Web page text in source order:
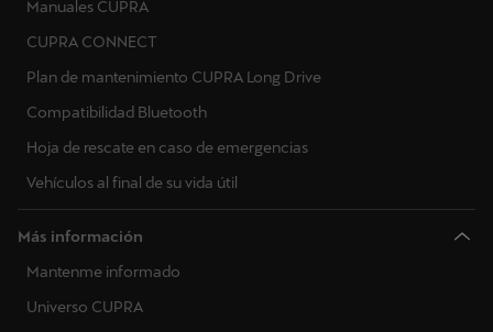
Manuales CUPRA
CUPRA CONNECT
Plan de mantenimiento CUPRA Long Drive
Compatibilidad Bluetooth
Hoja de rescate en caso de emergencias
Vehículos al final de su vida útil
Más información
Mantenme informado
Universo CUPRA